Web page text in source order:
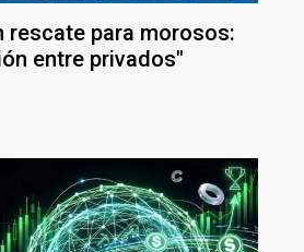
rescate para morosos:
entre privados"